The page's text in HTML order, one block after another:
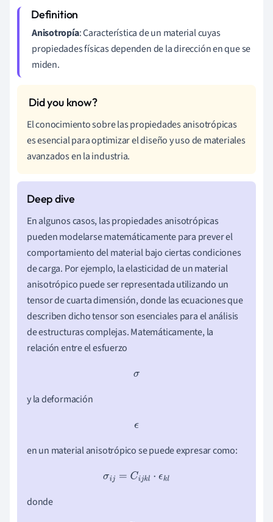
Anisotropía: Característica de un material cuyas
propiedades físicas dependen de la dirección en que se
miden.
El conocimiento sobre las propiedades anisotrópicas
es esencial para optimizar el diseño y uso de materiales
avanzados en la industria.
En algunos casos, las propiedades anisotrópicas
pueden modelarse matemáticamente para prever el
comportamiento del material bajo ciertas condiciones
de carga. Por ejemplo, la elasticidad de un material
anisotrópico puede ser representada utilizando un
tensor de cuarta dimensión, donde las ecuaciones que
describen dicho tensor son esenciales para el análisis
de estructuras complejas. Matemáticamente, la
relación entre el esfuerzo
σ
y la deformación
ϵ
en un material anisotrópico se puede expresar como:
σ ij= Cijkl⋅ϵ k l
donde